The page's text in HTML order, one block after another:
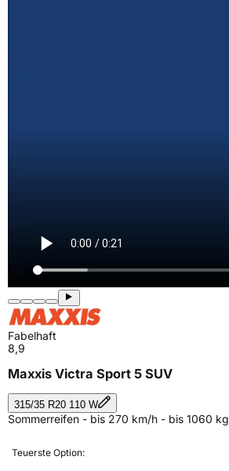
Fabelhaft
8,9
Maxxis Victra Sport 5 SUV
315/35 R20 110 W
Sommerreifen - bis 270 km/h - bis 1060 kg
Teuerste Option: